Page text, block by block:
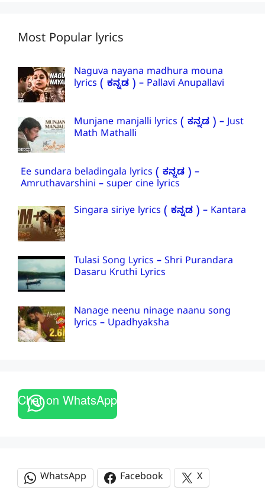
Most Popular lyrics
Naguva nayana madhura mouna
lyrics ( ಕನ್ನಡ ) – Pallavi Anupallavi
Munjane manjalli lyrics ( ಕನ್ನಡ ) – Just
Math Mathalli
Ee sundara beladingala lyrics ( ಕನ್ನಡ ) –
Amruthavarshini – super cine lyrics
Singara siriye lyrics ( ಕನ್ನಡ ) – Kantara
Tulasi Song Lyrics – Shri Purandara
Dasaru Kruthi Lyrics
Nanage neenu ninage naanu song
lyrics – Upadhyaksha
Chat on WhatsApp
WhatsApp Facebook X